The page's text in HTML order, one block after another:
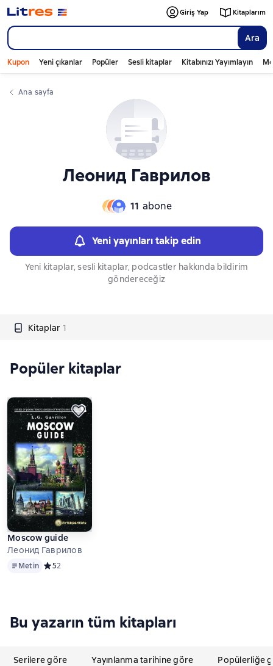
Ara
Giriş Yap Kitaplarım
Kupon Yeni çıkanlar Popüler Sesli kitaplar Kitabınızı Yayımlayın
Ana sayfa
Леонид Гаврилов
11 abone
Yeni yayınları takip edin
Yeni kitaplar, sesli kitaplar, podcastler hakkında bildirim
göndereceğiz
Kitaplar 1
Слайдер с книгами
Popüler kitaplar
Moscow guide
Леонид Гаврилов
MetinMetin Средний рейтинг 5 на основе 2 оценок
52
Bu yazarın tüm kitapları
Serilere göre Yayınlanma tarihine göre Popülerliğe